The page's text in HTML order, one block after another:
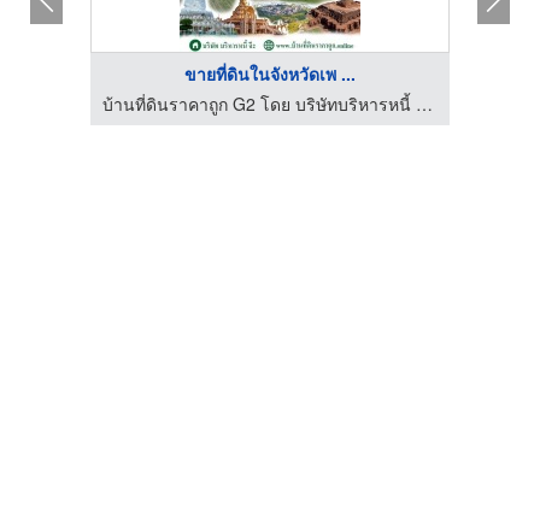
ขายที่ดินในจังหวัดเพ ...
บ้านที่ดินราคาถูก G2 โดย บริษัทบริหารหนี้ จี2 จำกัด